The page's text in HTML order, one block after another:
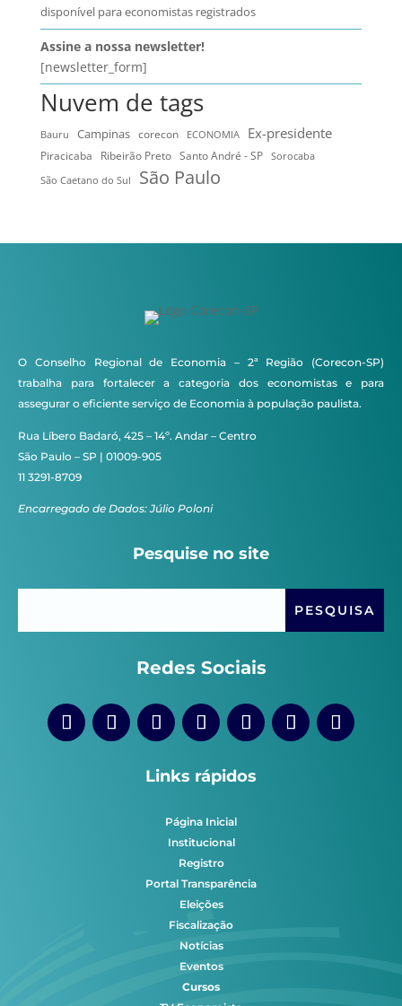
disponível para economistas registrados
Assine a nossa newsletter!
[newsletter_form]
Nuvem de tags
Bauru Campinas corecon ECONOMIA Ex-presidente
Piracicaba Ribeirão Preto Santo André - SP
Sorocaba
São Caetano do Sul
São Paulo
O Conselho Regional de Economia – 2ª Região (Corecon-SP)
trabalha para fortalecer a categoria dos economistas e para
assegurar o eficiente serviço de Economia à população paulista.
Rua Líbero Badaró, 425 – 14º. Andar – Centro
São Paulo – SP | 01009-905
11 3291-8709
Encarregado de Dados: Júlio Poloni
Pesquise no site
Redes Sociais
Links rápidos
Página Inicial
Institucional
Registro
Portal Transparência
Eleições
Fiscalização
Notícias
Eventos
Cursos